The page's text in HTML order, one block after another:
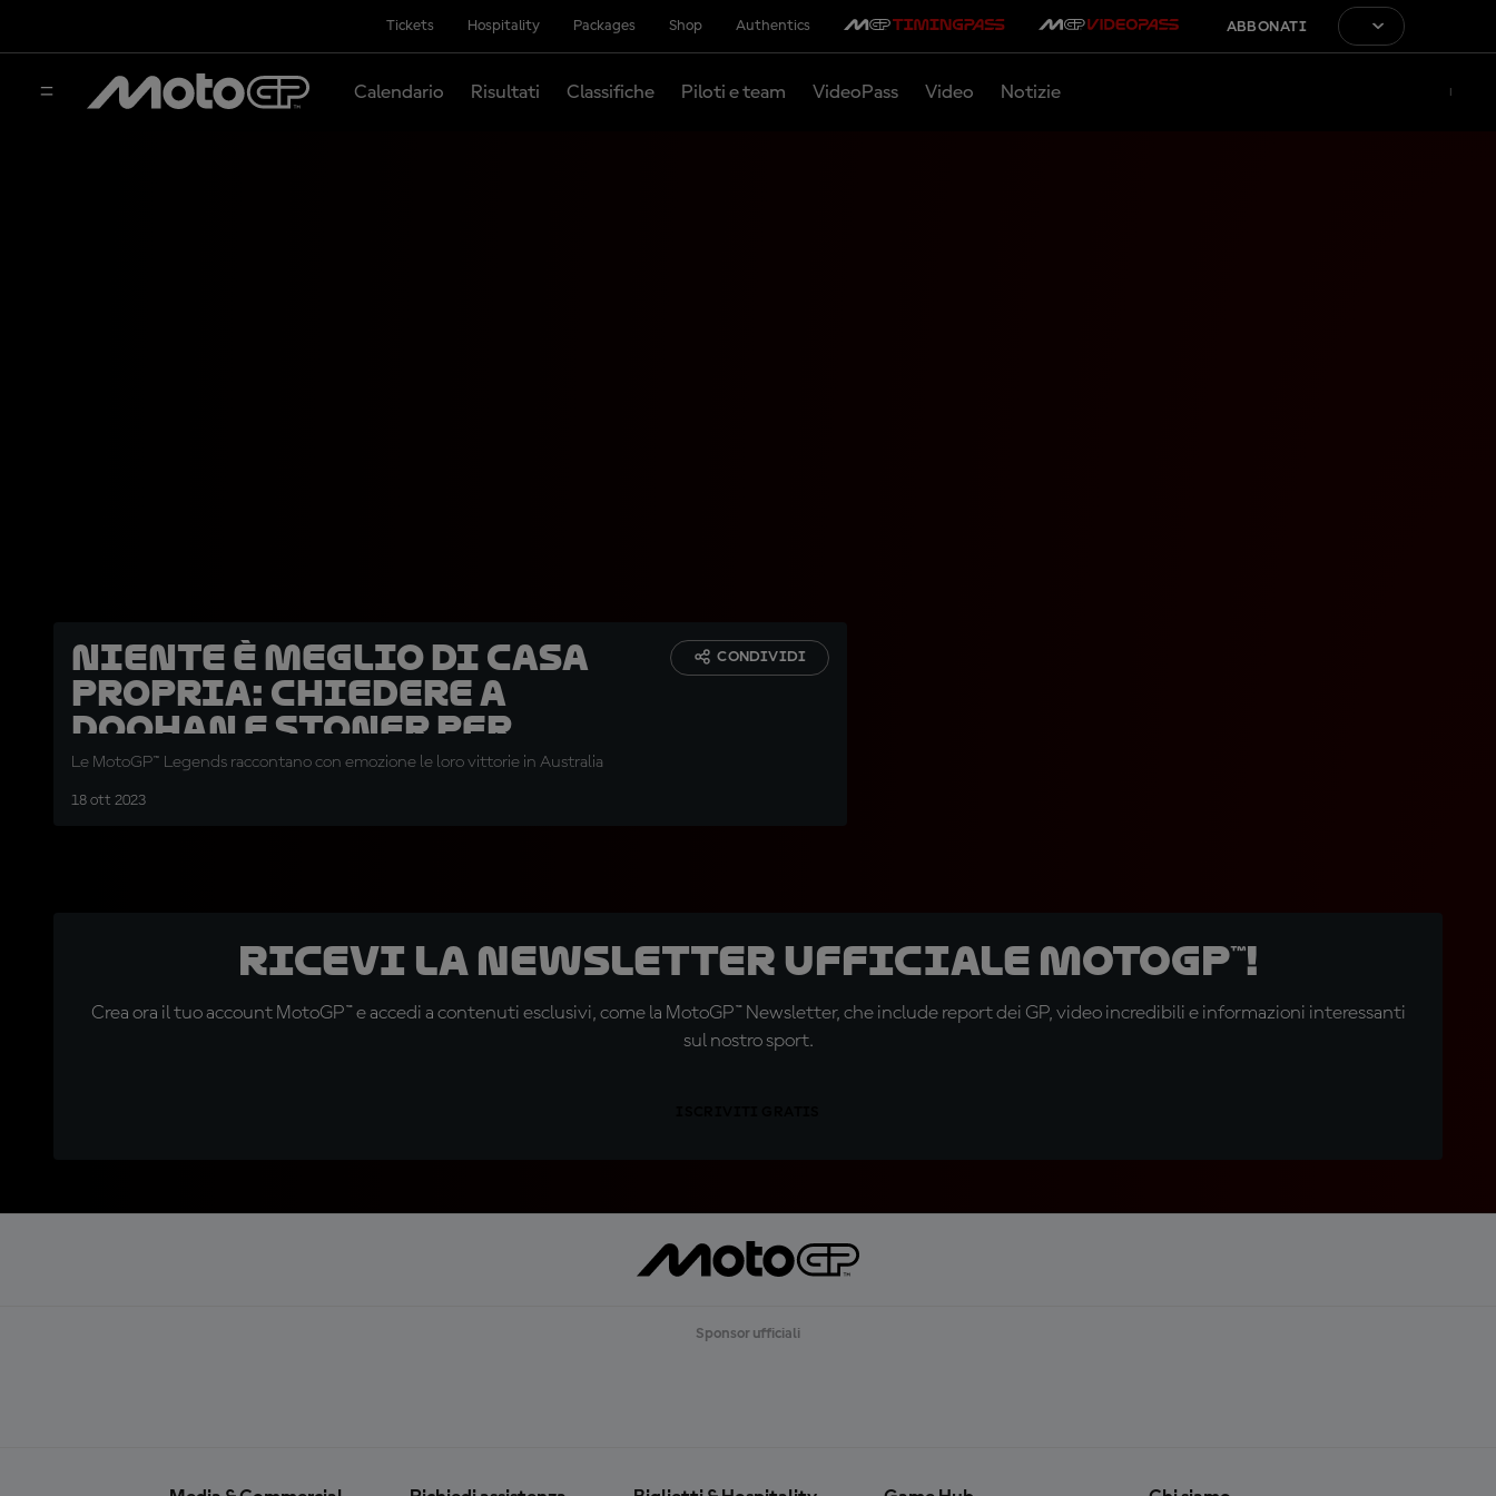
Tickets Hospitality Packages Shop Authentics ABBONATI
Calendario Risultati Classifiche Piloti e team VideoPass Video Notizie
Niente è meglio di casa
propria: chiedere a
Doohan e Stoner per
conferma
Le MotoGP™ Legends raccontano con emozione le loro vittorie in Australia
18 ott 2023
CONDIVIDI
Ricevi la newsletter ufficiale MotoGP™!
Crea ora il tuo account MotoGP™ e accedi a contenuti esclusivi, come la MotoGP™ Newsletter, che include report dei GP, video incredibili e informazioni interessanti
sul nostro sport.
Sponsor ufficiali